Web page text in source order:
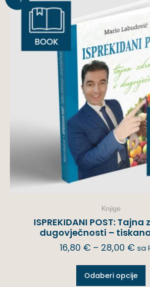
Knjige
ISPREKIDANI POST:
dugovječnosti –
16,80 € – 28,00 € sa
Odaberi opcije